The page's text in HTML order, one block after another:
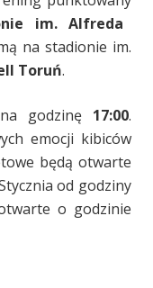
im. Alfreda
na stadionie im.
Toruń.
godzinę 17:00.
emocji kibiców
będą otwarte
od godziny
o godzinie